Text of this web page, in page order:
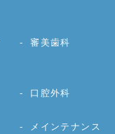
審美歯科
口腔外科
メインテナンス